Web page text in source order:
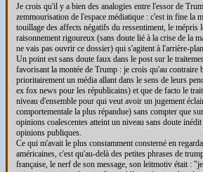
Je crois qu'il y a bien des analogies entre l'essor de
zemmourisation de l'espace médiatique : c'est in fine la
touillage des affects négatifs du ressentiment, le mépris
raisonnement rigoureux (sans doute lié à la crise de la
ne vais pas ouvrir ce dossier) qui s'agitent à l'arrière-
Un point est sans doute faux dans le post sur le
favorisant la montée de Trump : je crois qu'au contraire
prioritairement un média allant dans le sens de leurs
ex fox news pour les républicains) et que de facto le
niveau d'ensemble pour qui veut avoir un jugement
comportementale la plus répandue) sans compter que
opinions coalescentes atteint un niveau sans doute
opinions publiques.
Ce qui m'avait le plus constamment consterné en
américaines, c'est qu'au-delà des petites phrases de
française, le nerf de son message, son leitmotiv était :